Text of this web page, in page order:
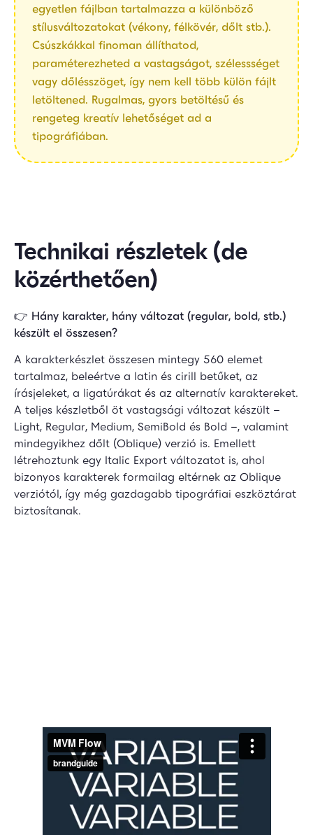
egyetlen fájlban tartalmazza a különböző
stílusváltozatokat (vékony, félkövér, dőlt stb.).
Csúszkákkal finoman állíthatod,
paraméterezheted a vastagságot, szélessséget
vagy dőlésszöget, így nem kell több külön fájlt
letöltened. Rugalmas, gyors betöltésű és
rengeteg kreatív lehetőséget ad a
tipográfiában.
Technikai részletek (de
közérthetően)
👉 Hány karakter, hány változat (regular, bold, stb.)
készült el összesen?
A karakterkészlet összesen mintegy 560 elemet
tartalmaz, beleértve a latin és cirill betűket, az
írásjeleket, a ligatúrákat és az alternatív karaktereket.
A teljes készletből öt vastagsági változat készült –
Light, Regular, Medium, SemiBold és Bold –, valamint
mindegyikhez dőlt (Oblique) verzió is. Emellett
létrehoztunk egy Italic Export változatot is, ahol
bizonyos karakterek formailag eltérnek az Oblique
verziótól, így még gazdagabb tipográfiai eszköztárat
biztosítanak.